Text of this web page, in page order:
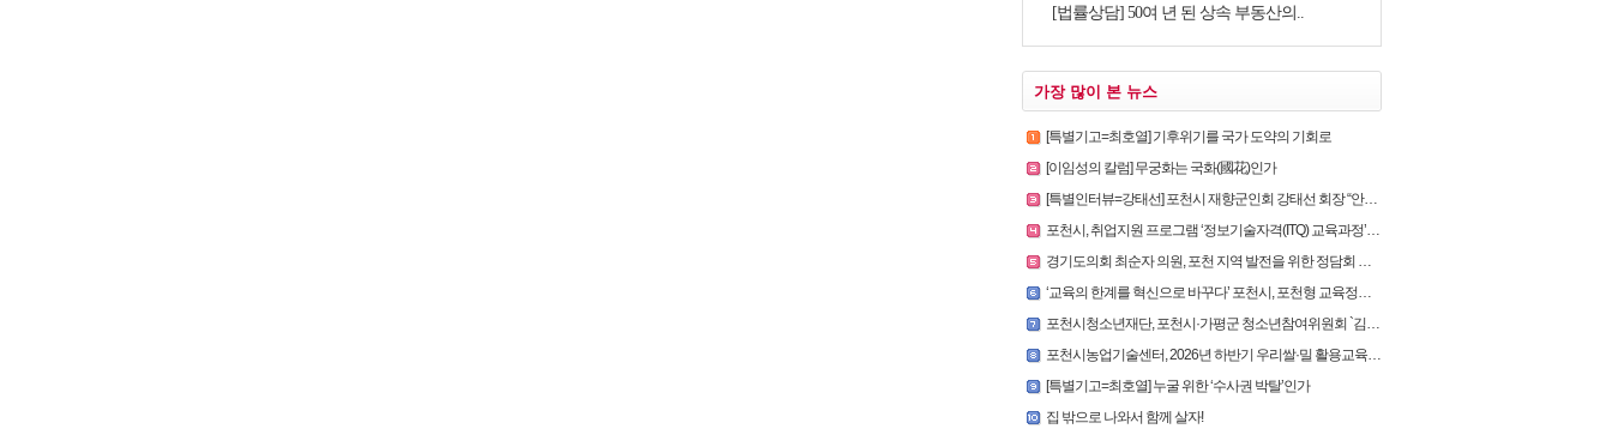
[법률상담] 50여 년 된 상속 부동산의..
가장 많이 본 뉴스
[특별기고=최호열] 기후위기를 국가 도약의 기회로
[이임성의 칼럼] 무궁화는 국화(國花)인가
[특별인터뷰=강태선] 포천시 재향군인회 강태선 회장 “안보의식 확립과 지역사회 봉사로 신뢰받는 향군 만..
포천시, 취업지원 프로그램 ‘정보기술자격(ITQ) 교육과정’ 운영
경기도의회 최순자 의원, 포천 지역 발전을 위한 정담회 개최
‘교육의 한계를 혁신으로 바꾸다’ 포천시, 포천형 교육정책 성과… 교육혁신선도지역 도전
포천시청소년재단, 포천시·가평군 청소년참여위원회 `김용태 국회의원과의 정책간담회` 개최
포천시농업기술센터, 2026년 하반기 우리쌀·밀 활용교육 교육생 모집
[특별기고=최호열] 누굴 위한 ‘수사권 박탈’인가
집 밖으로 나와서 함께 살자!